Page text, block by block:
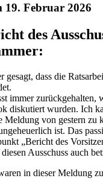
19. Febru­ar 2026
des
gesagt, dass die
immer zurück­ge­hal­ten,
dis­ku­tiert wur­den. Ich
Mel­dung von ges­tern zu
ist. Das
„Bericht des
Aus­schuss auch
in die­ser Mel­dung